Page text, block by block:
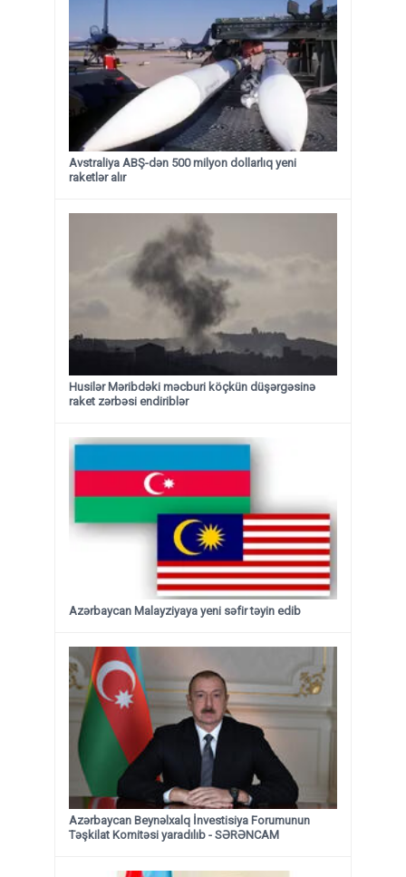
Avstraliya ABŞ-dən 500 milyon dollarlıq yeni
raketlər alır
Husilər Məribdəki məcburi köçkün düşərgəsinə
raket zərbəsi endiriblər
Azərbaycan Malayziyaya yeni səfir təyin edib
Azərbaycan Beynəlxalq İnvestisiya Forumunun
Təşkilat Komitəsi yaradılıb - SƏRƏNCAM